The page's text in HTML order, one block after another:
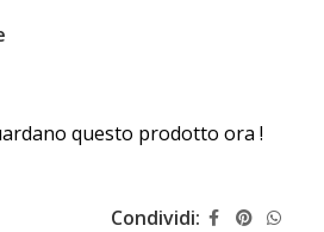
questo prodotto ora !
Condividi: